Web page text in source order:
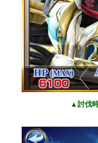
▲討伐